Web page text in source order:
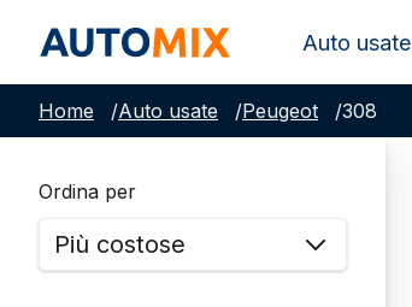
Auto usate
Home /Auto usate /Peugeot /308
Ordina per